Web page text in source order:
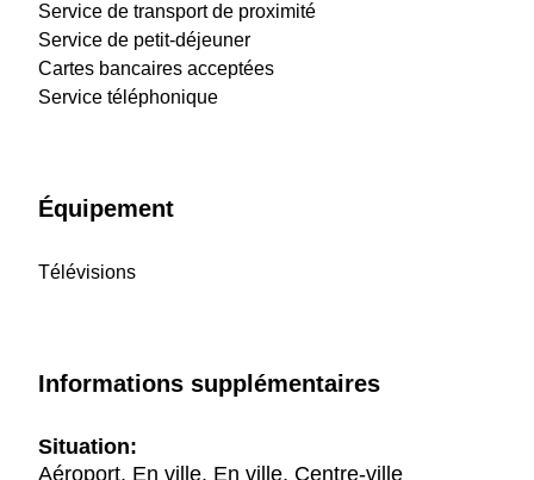
Service de transport de proximité
Service de petit-déjeuner
Cartes bancaires acceptées
Service téléphonique
Équipement
Télévisions
Informations supplémentaires
Situation:
Aéroport, En ville, En ville, Centre-ville